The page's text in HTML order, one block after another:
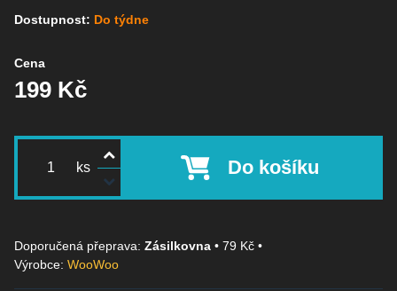
Dostupnost: Do týdne
Cena
199 Kč
ks Do košíku
Zásilkovna • 79 Kč •
Výrobce: WooWoo